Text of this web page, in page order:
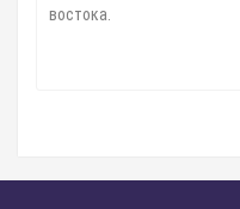
востока.